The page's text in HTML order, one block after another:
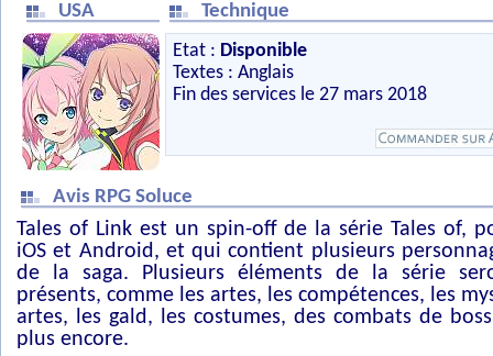
USA
Technique
Etat : Disponible
Textes : Anglais
Fin des services le 27 mars 2018
Avis RPG Soluce
Tales of Link est un spin-off de la série Tales of,
iOS et Android, et qui contient plusieurs
de la saga. Plusieurs éléments de la série
présents, comme les artes, les compétences, les
artes, les gald, les costumes, des combats de
plus encore.